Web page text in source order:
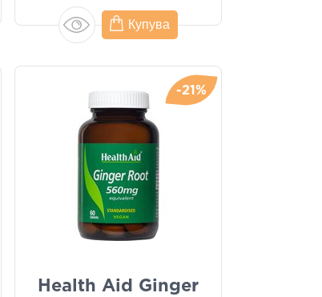
Купува
-21%
Health Aid Ginger